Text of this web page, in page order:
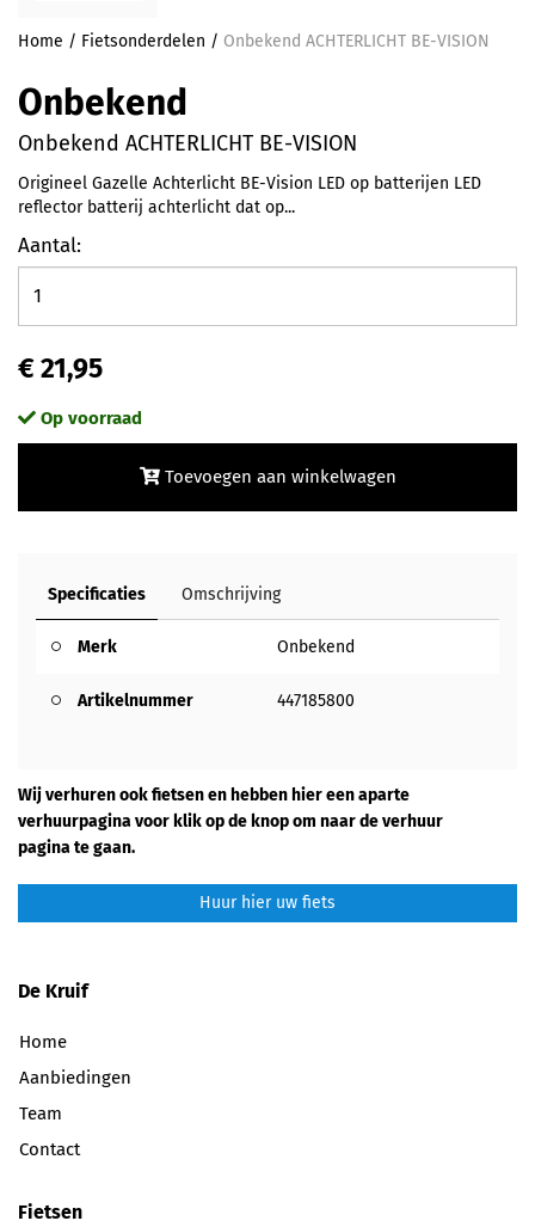
Home / Fietsonderdelen / Onbekend ACHTERLICHT BE-VISION
Onbekend
Onbekend ACHTERLICHT BE-VISION
Origineel Gazelle Achterlicht BE-Vision LED op batterijen LED
reflector batterij achterlicht dat op...
Aantal:
€ 21,95
Op voorraad
Toevoegen aan winkelwagen
Specificaties Omschrijving
Merk Onbekend
Artikelnummer 447185800
Wij verhuren ook fietsen en hebben hier een aparte
verhuurpagina voor klik op de knop om naar de verhuur
pagina te gaan.
Huur hier uw fiets
De Kruif
Home
Aanbiedingen
Team
Contact
Fietsen